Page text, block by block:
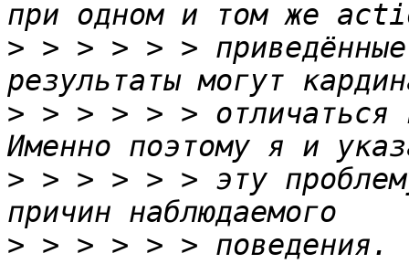
> > > > > >
> > > > > > отличаться
> > > > > > эту
> > > > > > поведения.